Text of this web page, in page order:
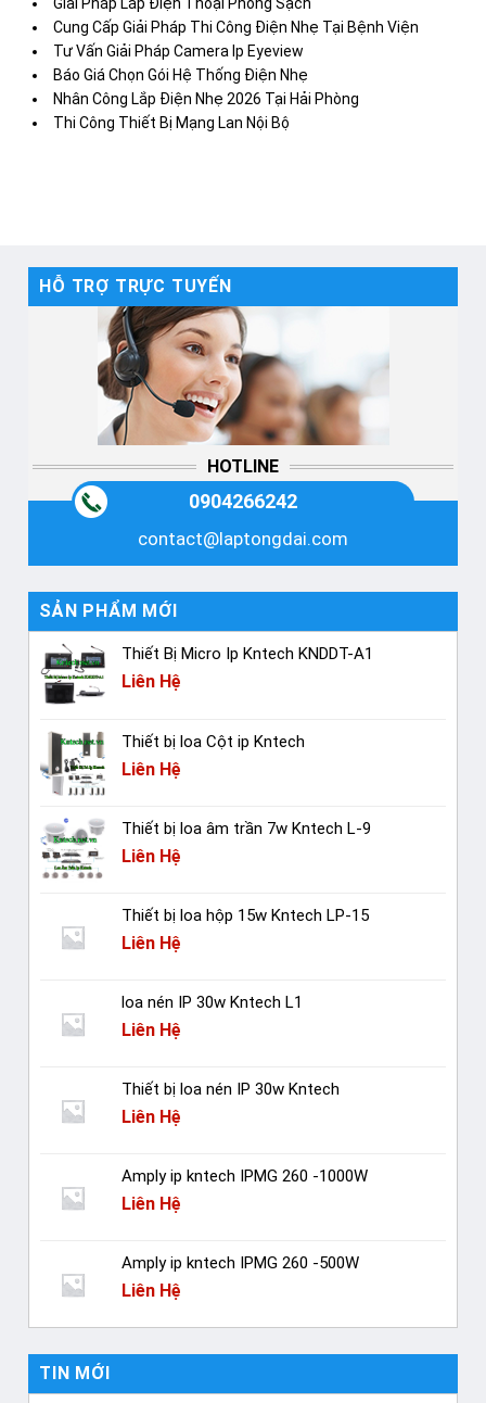
HỖ TRỢ TRỰC TUYẾN
HOTLINE
0904266242
contact@laptongdai.com
SẢN PHẨM MỚI
Thiết Bị Micro Ip Kntech KNDDT-A1
Liên Hệ
Thiết bị loa Cột ip Kntech
Liên Hệ
Thiết bị loa âm trần 7w Kntech L-9
Liên Hệ
Thiết bị loa hộp 15w Kntech LP-15
Liên Hệ
loa nén IP 30w Kntech L1
Liên Hệ
Thiết bị loa nén IP 30w Kntech
Liên Hệ
Amply ip kntech IPMG 260 -1000W
Liên Hệ
Amply ip kntech IPMG 260 -500W
Liên Hệ
TIN MỚI
Cung Cấp Giải Pháp Thi Công Điện Nhẹ Tại Bệnh Viện
Tư Vấn Giải Pháp Camera Ip Eyeview
Báo Giá Chọn Gói Hệ Thống Điện Nhẹ
Nhân Công Lắp Điện Nhẹ 2026 Tại Hải Phòng
Thi Công Thiết Bị Mạng Lan Nội Bộ